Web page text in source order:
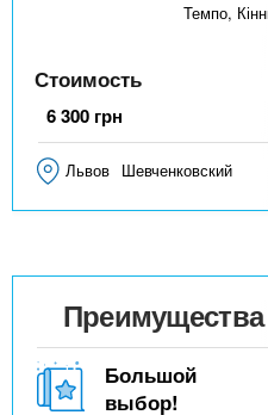
Темпо,
Стоимость
6 300 грн
Львов Шевченковский
Большой
выбор!